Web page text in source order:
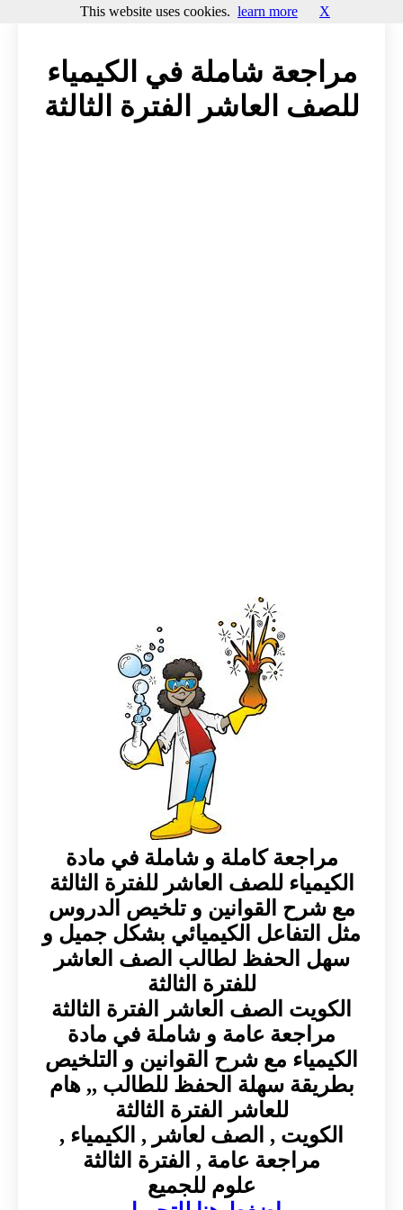
مراجعة شاملة في الكيمياء
للصف العاشر الفترة الثالثة
مراجعة كاملة و شاملة في مادة
الكيمياء للصف العاشر للفترة الثالثة
مع شرح القوانين و تلخيص الدروس
مثل التفاعل الكيميائي بشكل جميل و
سهل الحفظ لطالب الصف العاشر
للفترة الثالثة
الكويت الصف العاشر الفترة الثالثة
مراجعة عامة و شاملة في مادة
الكيمياء مع شرح القوانين و التلخيص
بطريقة سهلة الحفظ للطالب ,, هام
للعاشر الفترة الثالثة
الكويت , الصف لعاشر , الكيمياء ,
مراجعة عامة , الفترة الثالثة
علوم للجميع
This website uses cookies. learn more X